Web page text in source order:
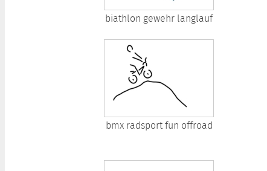
biathlon gewehr langlauf
bmx radsport fun offroad